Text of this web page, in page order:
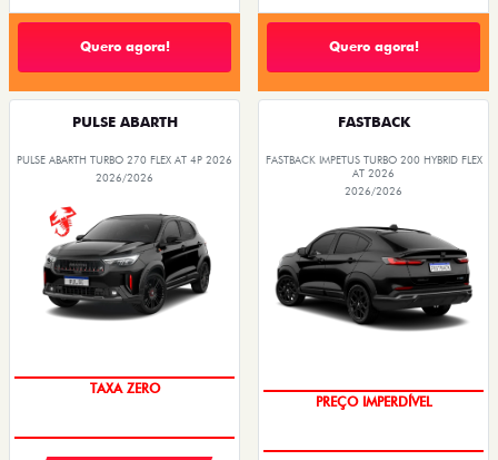
Quero agora! Quero agora!
PULSE ABARTH
PULSE ABARTH TURBO 270 FLEX AT 4P 2026
2026/2026
TAXA ZERO
FASTBACK
FASTBACK IMPETUS TURBO 200 HYBRID FLEX
AT 2026
2026/2026
PREÇO IMPERDÍVEL